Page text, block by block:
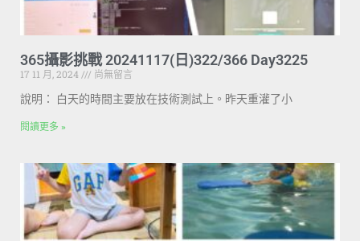
365攝影挑戰 20241117(日)322/366 Day3225
17 11 月, 2024
尚無留言
說明： 白天的時間主要放在技術測試上。昨天重灌了小
閱讀更多 »